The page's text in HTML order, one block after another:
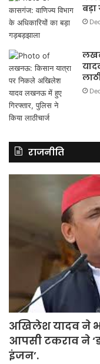
राजनीति
अखिलेश यादव ने
आपसी टकराव ने
इंजन’.